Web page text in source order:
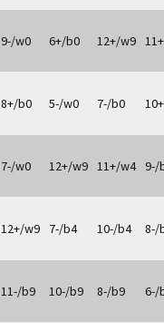
9-/w0 6+/b0 12+/w9
8+/b0 5-/w0 7-/b0
7-/w0 12+/w9 11+/w4 9-/
12+/w9 7-/b4 10-/b4 8-/
11-/b9 10-/b9 8-/b9 6-/